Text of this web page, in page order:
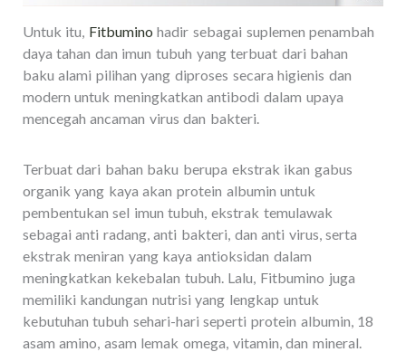
Untuk itu, Fitbumino hadir sebagai suplemen penambah
daya tahan dan imun tubuh yang terbuat dari bahan
baku alami pilihan yang diproses secara higienis dan
modern untuk meningkatkan antibodi dalam upaya
mencegah ancaman virus dan bakteri.
Terbuat dari bahan baku berupa ekstrak ikan gabus
organik yang kaya akan protein albumin untuk
pembentukan sel imun tubuh, ekstrak temulawak
sebagai anti radang, anti bakteri, dan anti virus, serta
ekstrak meniran yang kaya antioksidan dalam
meningkatkan kekebalan tubuh. Lalu, Fitbumino juga
memiliki kandungan nutrisi yang lengkap untuk
kebutuhan tubuh sehari-hari seperti protein albumin, 18
asam amino, asam lemak omega, vitamin, dan mineral.